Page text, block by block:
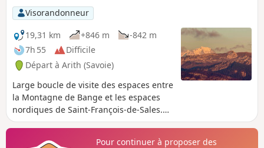
Visorandonneur
19,31 km
+846 m
-842 m
7h 55
Difficile
Départ à Arith (Savoie)
Large boucle de visite des espaces entre
la Montagne de Bange et les espaces
nordiques de Saint-François-de-Sales.
La montée se fait par le Mariet dessus
Pour continuer à proposer des